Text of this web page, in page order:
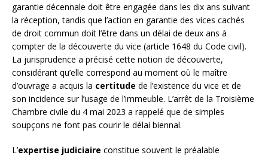
garantie décennale doit être engagée dans les dix ans suivant
la réception, tandis que l’action en garantie des vices cachés
de droit commun doit l’être dans un délai de deux ans à
compter de la découverte du vice (article 1648 du Code civil).
La jurisprudence a précisé cette notion de découverte,
considérant qu’elle correspond au moment où le maître
d’ouvrage a acquis la certitude de l’existence du vice et de
son incidence sur l’usage de l’immeuble. L’arrêt de la Troisième
Chambre civile du 4 mai 2023 a rappelé que de simples
soupçons ne font pas courir le délai biennal.
L’expertise judiciaire constitue souvent le préalable